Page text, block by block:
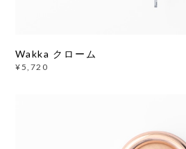
Wakka クローム
¥5,720